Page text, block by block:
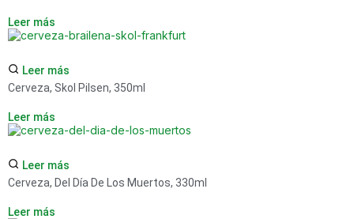
Leer más
Leer más
Cerveza, Skol Pilsen, 350ml
Leer más
Leer más
Cerveza, Del Día De Los Muertos, 330ml
Leer más